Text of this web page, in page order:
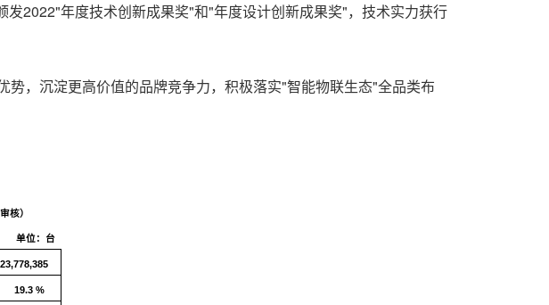
2022"年度技术创新成果奖"和"年度设计创新成果奖"，技术实力获行
，沉淀更高价值的品牌竞争力，积极落实"智能物联生态"全品类布
核）
单位：台
23,778,385
19.3 %